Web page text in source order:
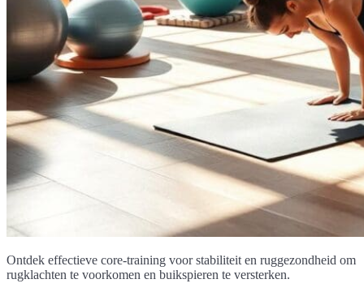
Ontdek effectieve core-training voor stabiliteit en ruggezondheid om
rugklachten te voorkomen en buikspieren te versterken.